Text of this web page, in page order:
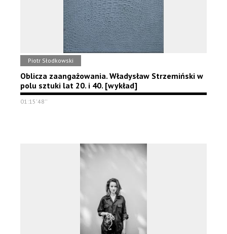
Piotr Słodkowski
Oblicza zaangażowania. Władysław Strzemiński w
polu sztuki lat 20. i 40. [wykład]
01:15'48''